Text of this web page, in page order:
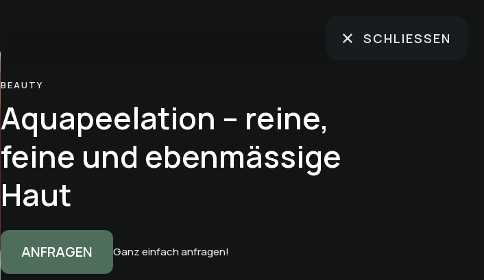
SCHLIESSEN
BEAUTY
Aquapeelation – reine,
feine und ebenmässige
Haut
ANFRAGEN Ganz einfach anfragen!